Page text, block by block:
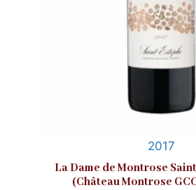
2017
La Dame de Montrose
(Château Montrose